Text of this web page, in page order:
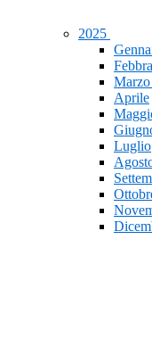
2025
Marzo
Aprile
Luglio